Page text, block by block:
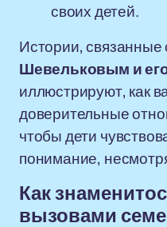
своих детей.
Истории, связанные
Шевельковым и
иллюстрируют, как
доверительные
чтобы дети
понимание,
Как
вызовами